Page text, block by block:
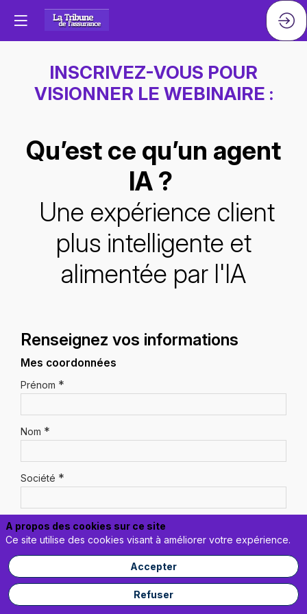
INSCRIVEZ-VOUS POUR
VISIONNER LE WEBINAIRE :
Qu’est ce qu’un agent
IA ?
Une expérience client
plus intelligente et
alimentée par l'IA
Renseignez vos informations
Mes coordonnées
Prénom *
Nom *
Société *
Email *
A propos des cookies sur ce site
Ce site utilise des cookies visant à améliorer votre expérience.
Accepter
Refuser